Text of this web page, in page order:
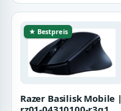
★ Bestpreis
Razer Basilisk Mobile |